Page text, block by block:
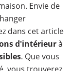
Envie de
dans cet article
d'intérieurà
. Que vous